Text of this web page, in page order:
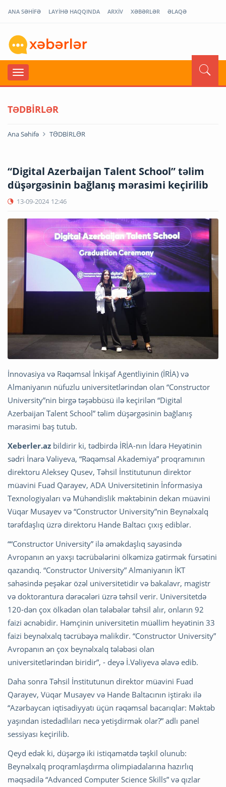
ANA SƏHİFƏ LAYİHƏ HAQQINDA ARXİV XƏBƏRLƏR ƏLAQƏ
TƏDBİRLƏR
Ana Səhifə TƏDBİRLƏR
“Digital Azerbaijan Talent School” təlim
düşərgəsinin bağlanış mərasimi keçirilib
13-09-2024 12:46
İnnovasiya və Rəqəmsal İnkişaf Agentliyinin (İRİA) və
Almaniyanın nüfuzlu universitetlərindən olan “Constructor
University”nin birgə təşəbbüsü ilə keçirilən “Digital
Azerbaijan Talent School” təlim düşərgəsinin bağlanış
mərasimi baş tutub.
Xeberler.az bildirir ki, tədbirdə İRİA-nın İdarə Heyətinin
sədri İnarə Vəliyeva, “Rəqəmsal Akademiya” proqramının
direktoru Aleksey Qusev, Təhsil İnstitutunun direktor
müavini Fuad Qarayev, ADA Universitetinin İnformasiya
Texnologiyaları və Mühəndislik məktəbinin dekan müavini
Vüqar Musayev və “Constructor University”nin Beynəlxalq
tərəfdaşlıq üzrə direktoru Hande Baltacı çıxış ediblər.
““Constructor University” ilə əməkdaşlıq sayəsində
Avropanın ən yaxşı təcrübələrini ölkəmizə gətirmək fürsətini
qazandıq. “Constructor University” Almaniyanın İKT
sahəsində peşəkar özəl universitetidir və bakalavr, magistr
və doktorantura dərəcələri üzrə təhsil verir. Universitetdə
120-dən çox ölkədən olan tələbələr təhsil alır, onların 92
faizi əcnəbidir. Həmçinin universitetin müəllim heyətinin 33
faizi beynəlxalq təcrübəyə malikdir. “Constructor University”
Avropanın ən çox beynəlxalq tələbəsi olan
universitetlərindən biridir”, - deyə İ.Vəliyeva əlavə edib.
Daha sonra Təhsil İnstitutunun direktor müavini Fuad
Qarayev, Vüqar Musayev və Hande Baltacının iştirakı ilə
“Azərbaycan iqtisadiyyatı üçün rəqəmsal bacarıqlar: Məktəb
yaşından istedadlıları necə yetişdirmək olar?” adlı panel
sessiyası keçirilib.
Qeyd edək ki, düşərgə iki istiqamətdə təşkil olunub:
Beynəlxalq proqramlaşdırma olimpiadalarına hazırlıq
məqsədilə “Advanced Computer Science Skills” və qızlar